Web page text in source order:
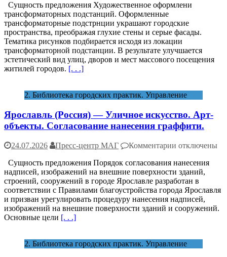
Хабаровск
—
Арт-
оформление
подстанций
Сущность предложения Художественное оформлени
трансформаторных подстанций. Оформленные
трансформаторные подстрнции украшают городские
пространства, преображая глухие стены и серые фасады.
Тематика рисунков подбирается исходя из локации
трансформаторной подстанции. В результате улучшается
эстетический вид улиц, дворов и мест массового посещения
житилей городов. [. . .]
2. Библиотека городских практик. Управление
Ярославль (Россия) — Уличное искусство. Арт-
объекты. Согласование нанесения граффити.
24.07.2026 Пресс-центр МАГ Комментарии к
Ярославль
(Россия)
—
Уличное
искусство.
Арт-
граффити.
отключены
Сущность предложения Порядок согласования нанесения
надписей, изображений на внешние поверхности зданий,
строений, сооружений в городе Ярославле разработан в
соответствии с Правилами благоустройства города Ярославля
и призван урегулировать процедуру нанесения надписей,
изображений на внешние поверхности зданий и сооружений.
Основные цели [. . .]
2. Библиотека городских практик. Управление